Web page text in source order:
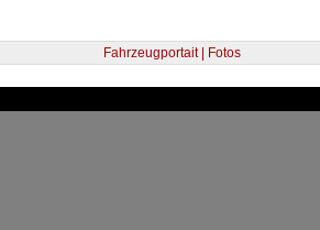
Fahrzeugportait | Fotos